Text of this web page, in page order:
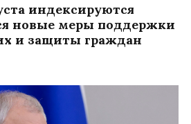
индексируются
новые меры поддержки
и защиты граждан